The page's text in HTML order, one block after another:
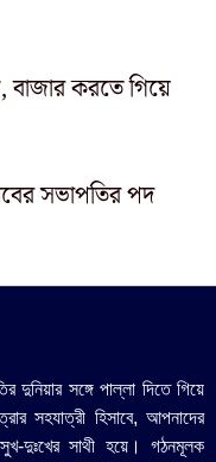
করতে গিয়ে
সভাপতির পদ
দুনিয়ার সঙ্গে পাল্লা দিতে গিয়ে
সহযাত্রী হিসাবে, আপনাদের
দুঃখের সাথী হয়ে। গঠনমূলক